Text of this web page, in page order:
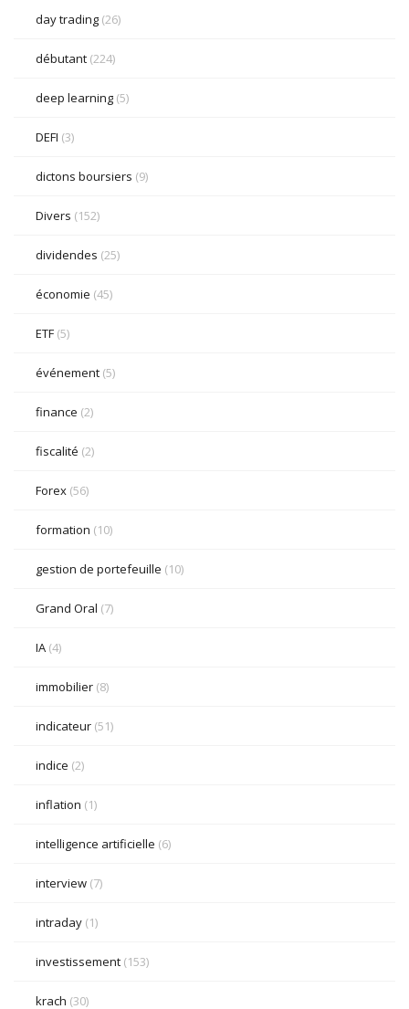
day trading (26)
débutant (224)
deep learning (5)
DEFI (3)
dictons boursiers (9)
Divers (152)
dividendes (25)
économie (45)
ETF (5)
événement (5)
finance (2)
fiscalité (2)
Forex (56)
formation (10)
gestion de portefeuille (10)
Grand Oral (7)
IA (4)
immobilier (8)
indicateur (51)
indice (2)
inflation (1)
intelligence artificielle (6)
interview (7)
intraday (1)
investissement (153)
krach (30)